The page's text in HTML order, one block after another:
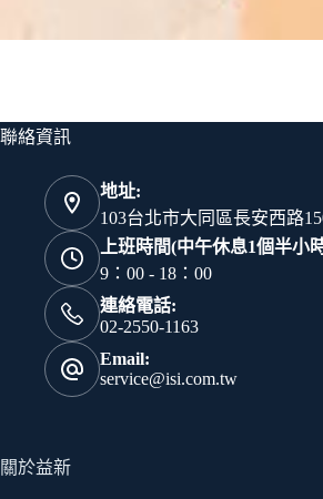
聯絡資訊
地址:
103台北市大同區長安西路
上班時間(中午休息1個半小
9：00 - 18：00
連絡電話:
02-2550-1163
Email:
service@isi.com.tw
關於益新